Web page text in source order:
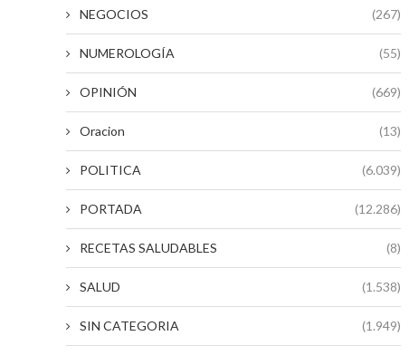
NEGOCIOS (267)
NUMEROLOGÍA (55)
OPINIÓN (669)
Oracion (13)
POLITICA (6.039)
PORTADA (12.286)
RECETAS SALUDABLES (8)
SALUD (1.538)
SIN CATEGORIA (1.949)